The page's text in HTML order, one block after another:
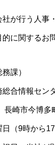
行う人事
に関するお
課）
合情報セン
市今博多
（9時から17